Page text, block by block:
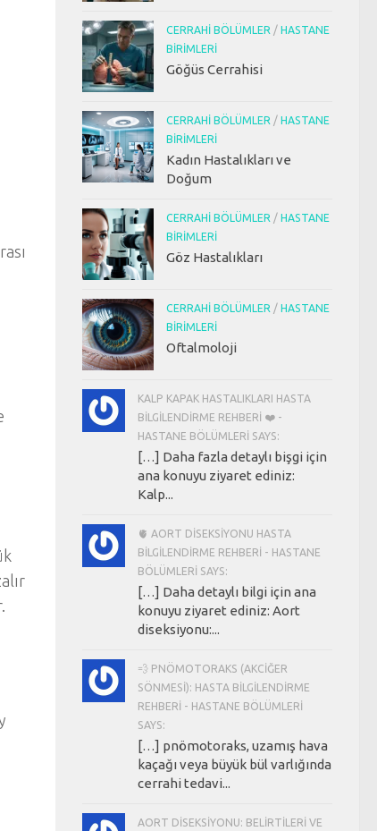
CERRAHI BÖLÜMLER / HASTANE
BIRIMLERI
Göğüs Cerrahisi
CERRAHI BÖLÜMLER / HASTANE
BIRIMLERI
Kadın Hastalıkları ve
Doğum
CERRAHI BÖLÜMLER / HASTANE
BIRIMLERI
Göz Hastalıkları
CERRAHI BÖLÜMLER / HASTANE
BIRIMLERI
Oftalmoloji
KALP KAPAK HASTALIKLARI HASTA
BILGILENDIRME REHBERI ❤️ -
HASTANE BÖLÜMLERI SAYS:
[…] Daha fazla detaylı bişgi için
ana konuyu ziyaret ediniz:
Kalp...
🫀 AORT DISEKSIYONU HASTA
BILGILENDIRME REHBERI - HASTANE
BÖLÜMLERI SAYS:
[…] Daha detaylı bilgi için ana
konuyu ziyaret ediniz: Aort
diseksiyonu:...
💨 PNÖMOTORAKS (AKCIĞER
SÖNMESI): HASTA BILGILENDIRME
REHBERI - HASTANE BÖLÜMLERI
SAYS:
[…] pnömotoraks, uzamış hava
kaçağı veya büyük bül varlığında
cerrahi tedavi...
AORT DISEKSIYONU: BELIRTILERI VE